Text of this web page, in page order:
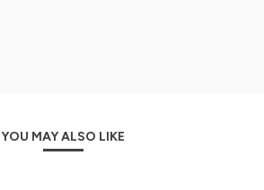
YOU MAY ALSO LIKE